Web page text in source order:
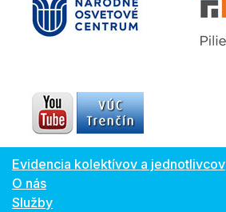
Evidencia kolektívov a jednotlivcov
O nás
Služby